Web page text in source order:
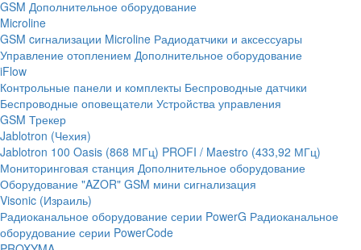
GSM Дополнительное оборудование
Microline
GSM cигнализации Microline Радиодатчики и аксессуары
Управление отоплением Дополнительное оборудование
iFlow
Контрольные панели и комплекты Беспроводные датчики
Беспроводные оповещатели Устройства управления
GSM Трекер
Jablotron (Чехия)
Jablotron 100 Oasis (868 МГц) PROFI / Maestro (433,92 МГц)
Мониторинговая станция Дополнительное оборудование
Оборудование "AZOR" GSM мини сигнализация
Visonic (Израиль)
Радиоканальное оборудование серии PowerG Радиоканальное
оборудование серии PowerCode